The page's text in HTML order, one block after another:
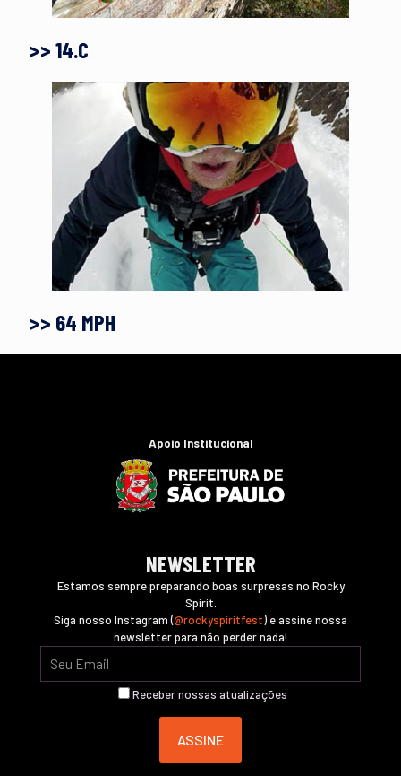
>> 14.C
>> 64 MPH
Apoio Institucional
NEWSLETTER
Estamos sempre preparando boas surpresas no Rocky
Spirit.
Siga nosso Instagram (@rockyspiritfest) e assine nossa
newsletter para não perder nada!
Receber nossas atualizações